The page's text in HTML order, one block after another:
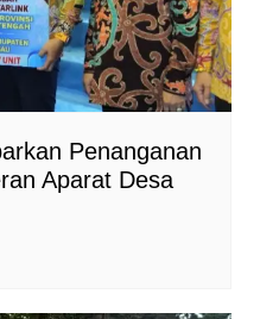
Penanganan
Aparat Desa